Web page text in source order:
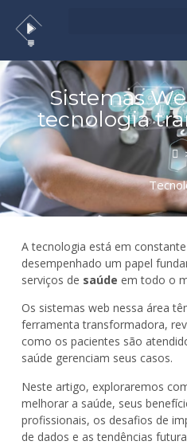
Sistemas
tecnologia
A tecnologia está em
desempenhado um papel
serviços de saúde em todo o
Os sistemas web nessa área
ferramenta transformadora,
como os pacientes são
saúde gerenciam seus casos.
Neste artigo, exploraremos
melhorar a saúde, seus
profissionais, os desafios de
de dados e as tendências